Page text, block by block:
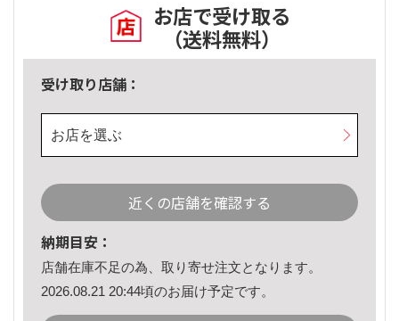
お店で受け取る
（送料無料）
受け取り店舗：
お店を選ぶ
近くの店舗を確認する
納期目安：
店舗在庫不足の為、取り寄せ注文となります。
2026.08.21 20:44頃のお届け予定です。